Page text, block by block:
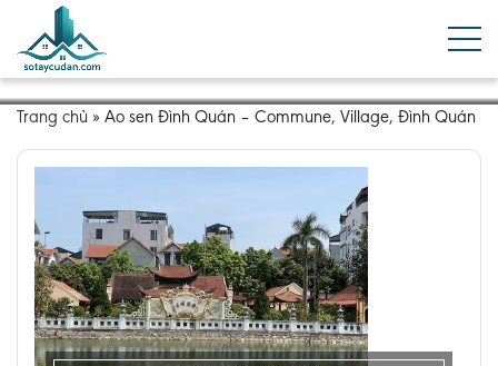
Trang chủ » Ao sen Đình Quán – Commune, Village, Đình Quán